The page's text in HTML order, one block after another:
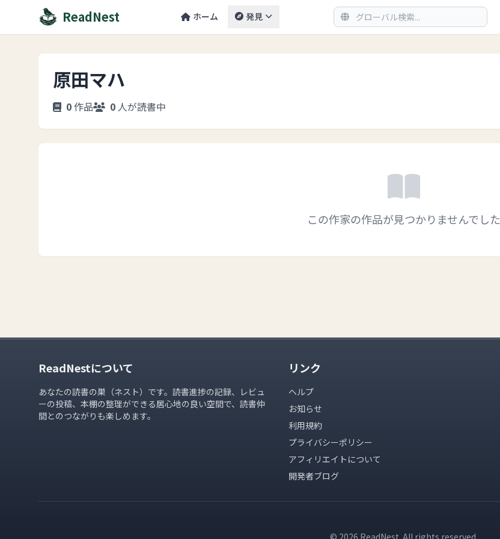
ReadNest ホーム 発見
原田マハ
0作品 0 人が読書中
この作家の作品が見つかりませんでした
ReadNestについて
あなたの読書の巣（ネスト）です。読書進捗の記録、レビュ
ーの投稿、本棚の整理ができる居心地の良い空間で、読書仲
間とのつながりも楽しめます。
リンク
ヘルプ
お知らせ
利用規約
プライバシーポリシー
アフィリエイトについて
開発者ブログ
© 2026 ReadNest. All rights reserved.